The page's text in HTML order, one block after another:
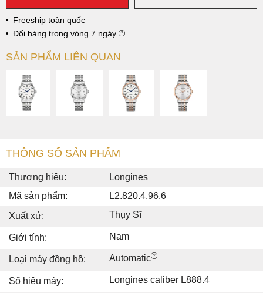
Freeship toàn quốc
Đổi hàng trong vòng 7 ngày
SẢN PHẨM LIÊN QUAN
THÔNG SỐ SẢN PHẨM
Thương hiệu:
Longines
Mã sản phẩm:
L2.820.4.96.6
Xuất xứ:
Thụy Sĩ
Giới tính: Nam
Loại máy đồng hồ: Automatic
Số hiệu máy: Longines caliber L888.4